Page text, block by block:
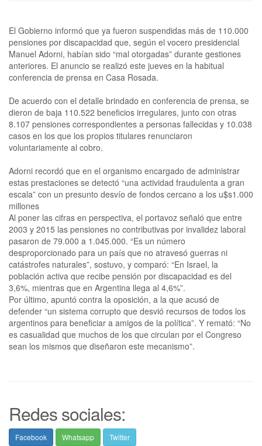
El Gobierno informó que ya fueron suspendidas más de 110.000
pensiones por discapacidad que, según el vocero presidencial
Manuel Adorni, habían sido “mal otorgadas” durante gestiones
anteriores. El anuncio se realizó este jueves en la habitual
conferencia de prensa en Casa Rosada.
De acuerdo con el detalle brindado en conferencia de prensa, se
dieron de baja 110.522 beneficios irregulares, junto con otras
8.107 pensiones correspondientes a personas fallecidas y 10.038
casos en los que los propios titulares renunciaron
voluntariamente al cobro.
Adorni recordó que en el organismo encargado de administrar
estas prestaciones se detectó “una actividad fraudulenta a gran
escala” con un presunto desvío de fondos cercano a los u$s1.000
millones
Al poner las cifras en perspectiva, el portavoz señaló que entre
2003 y 2015 las pensiones no contributivas por invalidez laboral
pasaron de 79.000 a 1.045.000. “Es un número
desproporcionado para un país que no atravesó guerras ni
catástrofes naturales”, sostuvo, y comparó: “En Israel, la
población activa que recibe pensión por discapacidad es del
3,6%, mientras que en Argentina llega al 4,6%”.
Por último, apuntó contra la oposición, a la que acusó de
defender “un sistema corrupto que desvió recursos de todos los
argentinos para beneficiar a amigos de la política”. Y remató: “No
es casualidad que muchos de los que circulan por el Congreso
sean los mismos que diseñaron este mecanismo”.
Redes sociales:
Facebook Whatsapp Twitter